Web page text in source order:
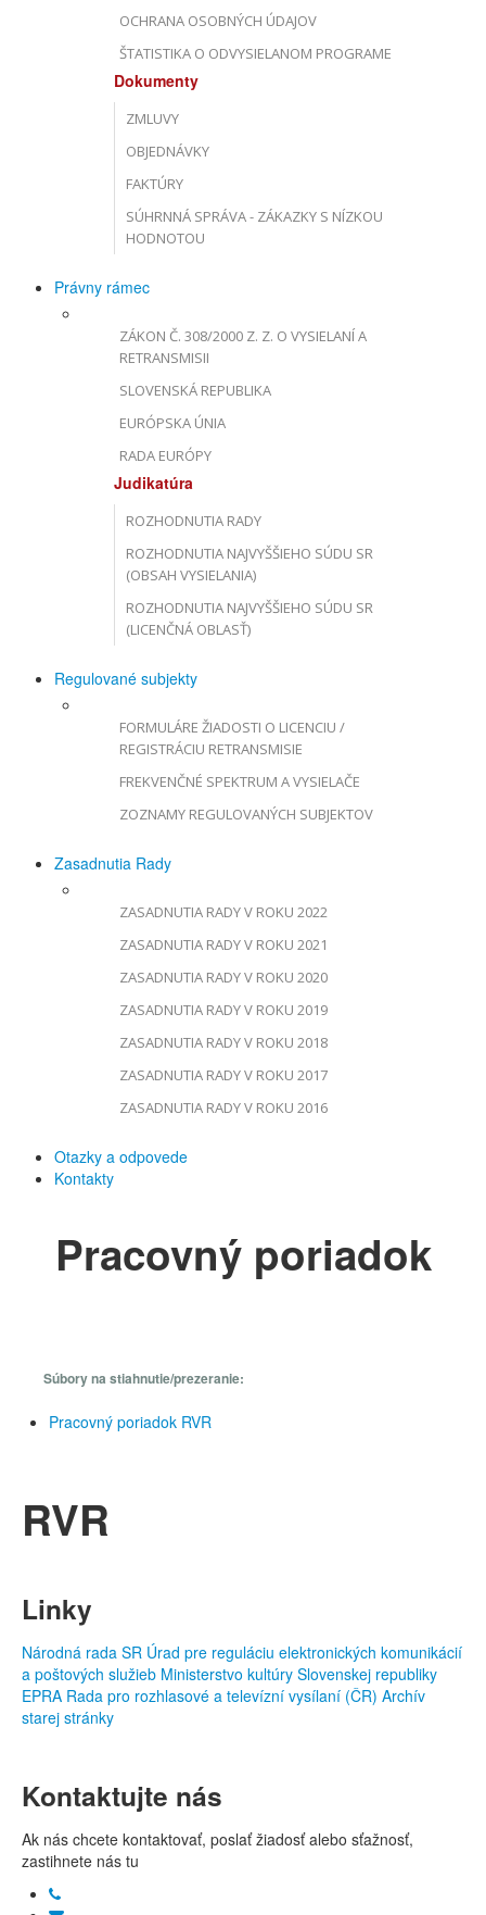
OCHRANA OSOBNÝCH ÚDAJOV
ŠTATISTIKA O ODVYSIELANOM PROGRAME
Dokumenty
ZMLUVY
OBJEDNÁVKY
FAKTÚRY
SÚHRNNÁ SPRÁVA - ZÁKAZKY S NÍZKOU
HODNOTOU
Právny rámec
ZÁKON Č. 308/2000 Z. Z. O VYSIELANÍ A
RETRANSMISII
SLOVENSKÁ REPUBLIKA
EURÓPSKA ÚNIA
RADA EURÓPY
Judikatúra
ROZHODNUTIA RADY
ROZHODNUTIA NAJVYŠŠIEHO SÚDU SR
(OBSAH VYSIELANIA)
ROZHODNUTIA NAJVYŠŠIEHO SÚDU SR
(LICENČNÁ OBLASŤ)
Regulované subjekty
FORMULÁRE ŽIADOSTI O LICENCIU /
REGISTRÁCIU RETRANSMISIE
FREKVENČNÉ SPEKTRUM A VYSIELAČE
ZOZNAMY REGULOVANÝCH SUBJEKTOV
Zasadnutia Rady
ZASADNUTIA RADY V ROKU 2022
ZASADNUTIA RADY V ROKU 2021
ZASADNUTIA RADY V ROKU 2020
ZASADNUTIA RADY V ROKU 2019
ZASADNUTIA RADY V ROKU 2018
ZASADNUTIA RADY V ROKU 2017
ZASADNUTIA RADY V ROKU 2016
Otazky a odpovede
Kontakty
Pracovný poriadok
Súbory na stiahnutie/prezeranie:
Pracovný poriadok RVR
RVR
Linky
Národná rada SR Úrad pre reguláciu elektronických komunikácií
a poštových služieb Ministerstvo kultúry Slovenskej republiky
EPRA Rada pro rozhlasové a televízní vysílaní (ČR) Archív
starej stránky
Kontaktujte nás
Ak nás chcete kontaktovať, poslať žiadosť alebo sťažnosť,
zastihnete nás tu